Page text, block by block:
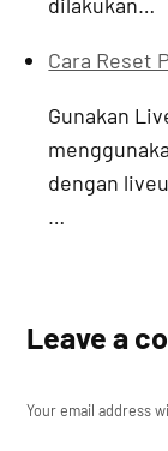
Cara Reset
Gunakan
dengan
…
Leave a
Your email address